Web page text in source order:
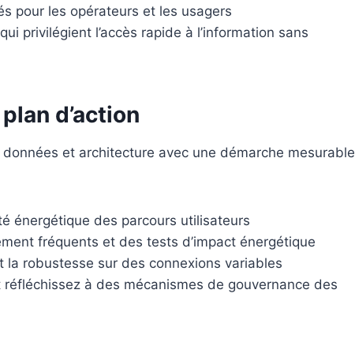
pour les opérateurs et les usagers
privilégient l’accès rapide à l’information sans
d’action
et architecture avec une démarche mesurable
énergétique des parcours utilisateurs
fréquents et des tests d’impact énergétique
la robustesse sur des connexions variables
à des mécanismes de gouvernance des